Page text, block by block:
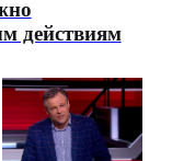
действиям